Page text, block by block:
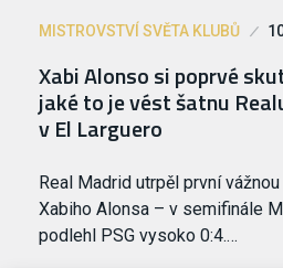
MISTROVSTVÍ SVĚTA KLUBŮ
Xabi Alonso si poprvé
jaké to je vést šatnu
v El Larguero
Real Madrid utrpěl první
Xabiho Alonsa – v semifinále
podlehl PSG vysoko 0:4.…